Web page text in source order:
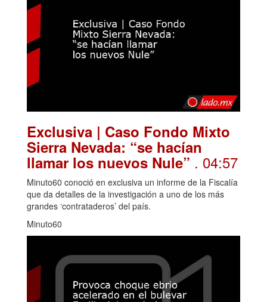
Exclusiva | Caso Fondo Mixto
Sierra Nevada: “se hacían
llamar los nuevos Nule” . 04:57
Minuto60 conoció en exclusiva un informe de la Fiscalía
que da detalles de la investigación a uno de los más
grandes ‘contrataderos’ del país.
Minuto60